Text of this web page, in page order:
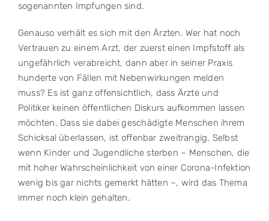
sogenannten Impfungen sind.
Genauso verhält es sich mit den Ärzten. Wer hat noch
Vertrauen zu einem Arzt, der zuerst einen Impfstoff als
ungefährlich verabreicht, dann aber in seiner Praxis
hunderte von Fällen mit Nebenwirkungen melden
muss? Es ist ganz offensichtlich, dass Ärzte und
Politiker keinen öffentlichen Diskurs aufkommen lassen
möchten. Dass sie dabei geschädigte Menschen ihrem
Schicksal überlassen, ist offenbar zweitrangig. Selbst
wenn Kinder und Jugendliche sterben – Menschen, die
mit hoher Wahrscheinlichkeit von einer Corona-Infektion
wenig bis gar nichts gemerkt hätten –, wird das Thema
immer noch klein gehalten.